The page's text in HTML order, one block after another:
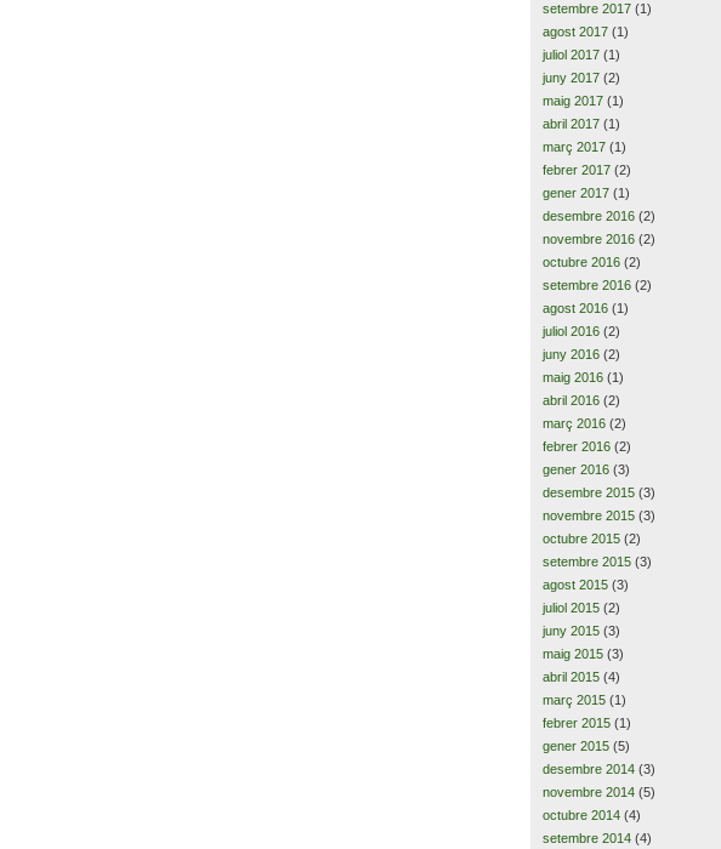
setembre 2017 (1)
agost 2017 (1)
juliol 2017 (1)
juny 2017 (2)
maig 2017 (1)
abril 2017 (1)
març 2017 (1)
febrer 2017 (2)
gener 2017 (1)
desembre 2016 (2)
novembre 2016 (2)
octubre 2016 (2)
setembre 2016 (2)
agost 2016 (1)
juliol 2016 (2)
juny 2016 (2)
maig 2016 (1)
abril 2016 (2)
març 2016 (2)
febrer 2016 (2)
gener 2016 (3)
desembre 2015 (3)
novembre 2015 (3)
octubre 2015 (2)
setembre 2015 (3)
agost 2015 (3)
juliol 2015 (2)
juny 2015 (3)
maig 2015 (3)
abril 2015 (4)
març 2015 (1)
febrer 2015 (1)
gener 2015 (5)
desembre 2014 (3)
novembre 2014 (5)
octubre 2014 (4)
setembre 2014 (4)